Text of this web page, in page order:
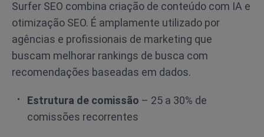
Surfer SEO combina criação de conteúdo com IA e
otimização SEO. É amplamente utilizado por
agências e profissionais de marketing que
buscam melhorar rankings de busca com
recomendações baseadas em dados.
Estrutura de comissão – 25 a 30% de
comissões recorrentes